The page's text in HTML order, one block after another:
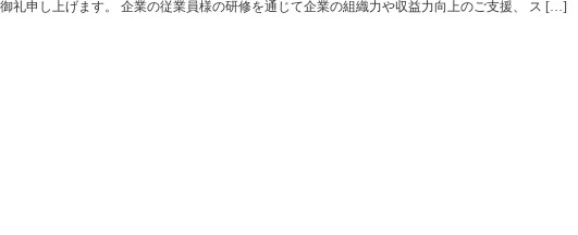
礼申し上げます。 企業の従業員様の研修を通じて企業の組織力や収益力向上のご支援、 ス […]